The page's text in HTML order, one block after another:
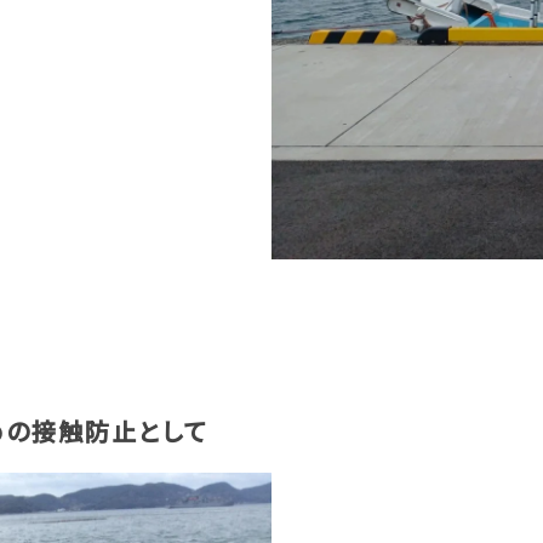
接触防止として